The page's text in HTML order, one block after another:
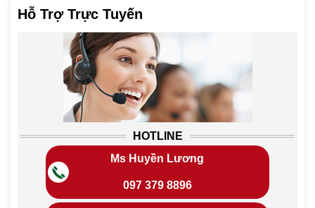
Hỗ Trợ Trực Tuyến
HOTLINE
Ms Huyền Lương
097 379 8896